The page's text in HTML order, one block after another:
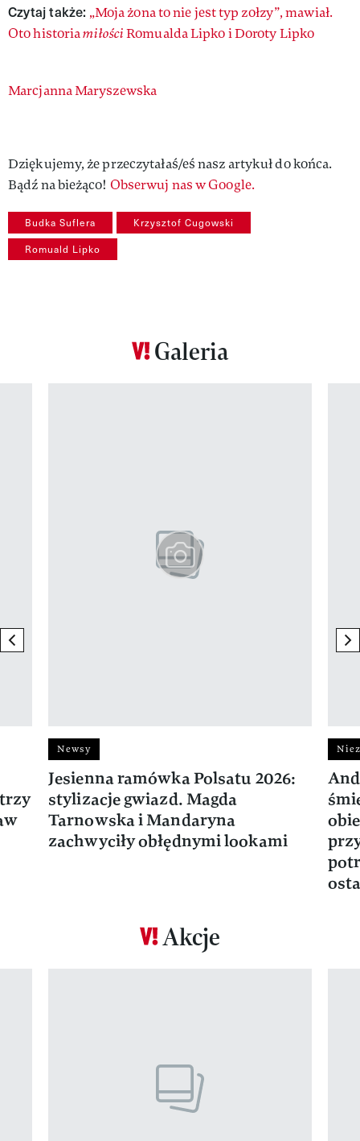
Czytaj także: „Moja żona to nie jest typ zołzy”, mawiał.
Oto historiamiłościRomualda Lipko i Doroty Lipko
Authors
Marcjanna Maryszewska
Dziękujemy, że przeczytałaś/eś nasz artykuł do końca.
Bądź na bieżąco! Obserwuj nas w Google.
Budka Suflera Krzysztof Cugowski
Romuald Lipko
Galeria
previous element
Newsy
Jesienna ramówka Polsatu 2026:
stylizacje gwiazd. Magda
Tarnowska i Mandaryna
zachwyciły obłędnymi lookami
Akcje